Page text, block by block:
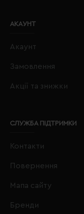
АКАУНТ
Акаунт
Замовлення
Акції та знижки
СЛУЖБА ПІДТРИМКИ
Контакти
Повернення
Мапа сайту
Бренди